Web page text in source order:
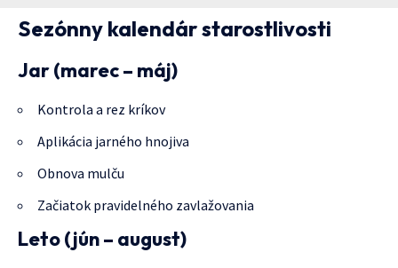
Sezónny kalendár starostlivosti
Jar (marec – máj)
Kontrola a rez kríkov
Aplikácia jarného hnojiva
Obnova mulču
Začiatok pravidelného zavlažovania
Leto (jún – august)